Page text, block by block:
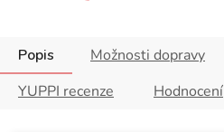
Popis Možnosti dopravy
YUPPI recenze
Hodnocení